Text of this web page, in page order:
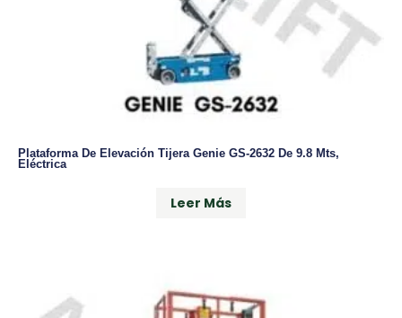
Plataforma De Elevación Tijera Genie GS-2632 De 9.8 Mts,
Eléctrica
Leer Más